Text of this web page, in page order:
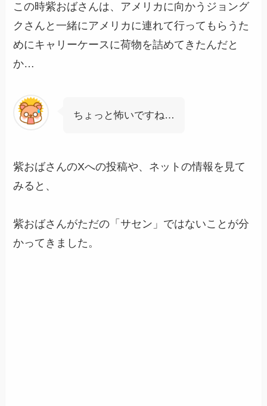
この時紫おばさんは、アメリカに向かうジョング
クさんと一緒にアメリカに連れて行ってもらうた
めにキャリーケースに荷物を詰めてきたんだと
か…
ちょっと怖いですね…
紫おばさんのXへの投稿や、ネットの情報を見て
みると、
紫おばさんがただの「サセン」ではないことが分
かってきました。